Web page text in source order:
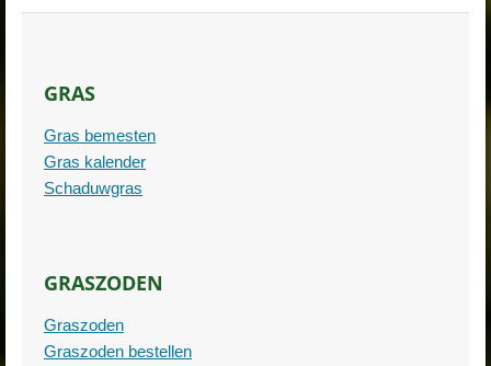
GRAS
Gras bemesten
Gras kalender
Schaduwgras
GRASZODEN
Graszoden
Graszoden bestellen